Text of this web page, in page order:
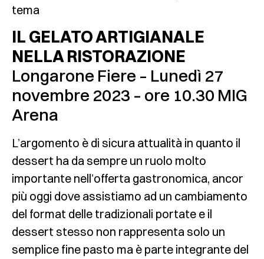
tema
IL GELATO ARTIGIANALE
NELLA RISTORAZIONE
Longarone Fiere – Lunedì 27
novembre 2023 – ore 10.30 MIG
Arena
L’argomento è di sicura attualità in quanto il
dessert ha da sempre un ruolo molto
importante nell’offerta gastronomica, ancor
più oggi dove assistiamo ad un cambiamento
del format delle tradizionali portate e il
dessert stesso non rappresenta solo un
semplice fine pasto ma è parte integrante del